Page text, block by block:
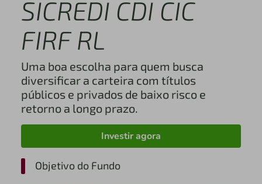
SICREDI CDI CIC
FIRF RL
Uma boa escolha para quem busca
diversificar a carteira com títulos
públicos e privados de baixo risco e
retorno a longo prazo.
Investir agora
Objetivo do Fundo